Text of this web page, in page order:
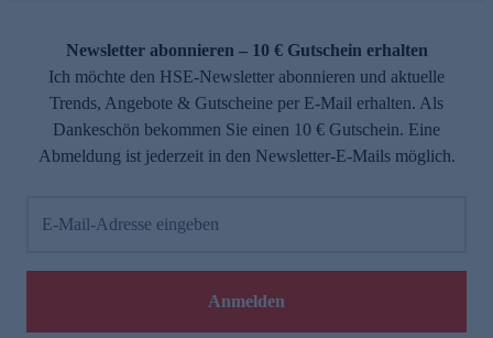
Newsletter abonnieren – 10 € Gutschein erhalten
Ich möchte den HSE-Newsletter abonnieren und aktuelle
Trends, Angebote & Gutscheine per E-Mail erhalten. Als
Dankeschön bekommen Sie einen 10 € Gutschein. Eine
Abmeldung ist jederzeit in den Newsletter-E-Mails möglich.
E-Mail-Adresse eingeben
Anmelden